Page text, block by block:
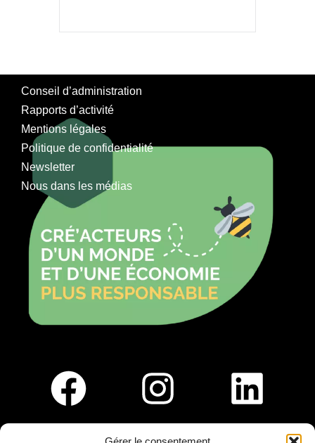
Conseil d’administration
Rapports d’activité
Mentions légales
Politique de confidentialité
Newsletter
Nous dans les médias